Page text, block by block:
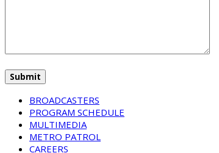
BROADCASTERS
PROGRAM SCHEDULE
MULTIMEDIA
METRO PATROL
CAREERS